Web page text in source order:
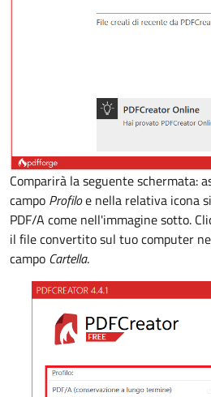
Comparirà la seguente schermata:
campo Profiloe nella relativa icona
PDF/A come nell'immagine sotto.
il file convertito sul tuo computer
campo Cartella.